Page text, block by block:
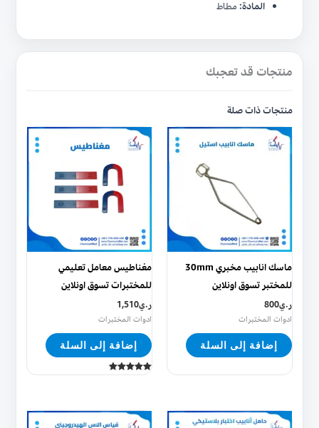
المادة: مطاط
منتجات قد تعجبك
منتجات ذات صلة
ماسك انابيب مخبري 30mm
للمختبر تسوق اونلاين
ر.ي800
ادوات المختبرات
إضافة إلى السلة
مغناطيس معامل تعليمي
للمختبرات تسوق اونلاين
ر.ي1,510
ادوات المختبرات
إضافة إلى السلة
هناك